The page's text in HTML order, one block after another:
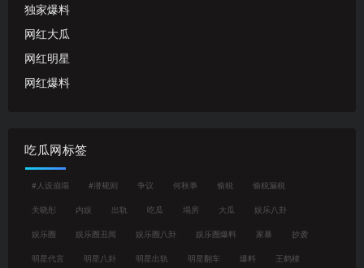
独家爆料
网红大瓜
网红明星
网红爆料
吃瓜网标签
#人设崩塌 #潜规则 争议 何秋亊 偷税 偷税漏税
关晓彤 内娱 出轨 吃瓜 塌房 大瓜 娱乐八卦
娱乐圈 娱乐圈丑闻 娱乐圈八卦 娱乐圈爆料 家暴 抄袭
明星代言 明星八卦 明星出轨 明星翻车 爆料 王鹤棣